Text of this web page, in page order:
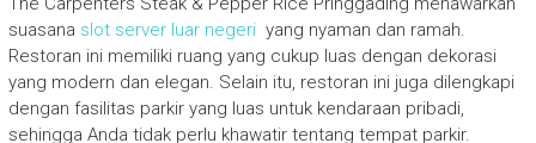
suasana slot server luar negeriyang nyaman dan ramah.
Restoran ini memiliki ruang yang cukup luas dengan dekorasi
yang modern dan elegan. Selain itu, restoran ini juga dilengkapi
dengan fasilitas parkir yang luas untuk kendaraan pribadi,
sehingga Anda tidak perlu khawatir tentang tempat parkir.